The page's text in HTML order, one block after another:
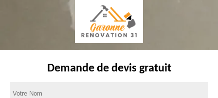
Demande de devis gratuit